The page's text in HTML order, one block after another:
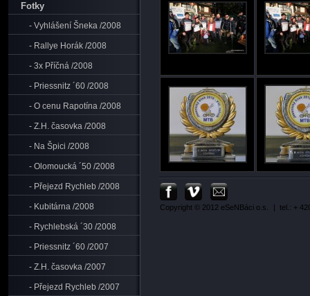
Copyright © 2012 eSeNBáci o.s. | tel.: +
Fotky
- Vyhlášení Šneka /2008
- Rallye Horák /2008
- 3x Příčná /2008
- Priessnitz ´60 /2008
- O cenu Rapotína /2008
- Z.H. časovka /2008
- Na Špici /2008
- Olomoucká ´50 /2008
- Přejezd Rychleb /2008
- Kubitárna /2008
- Rychlebská ´30 /2008
- Priessnitz ´60 /2007
- Z.H. časovka /2007
- Přejezd Rychleb /2007